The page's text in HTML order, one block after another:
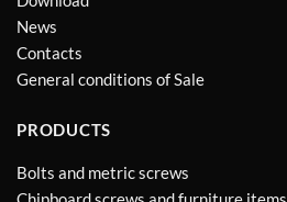
News
Contacts
General conditions of Sale
PRODUCTS
Bolts and metric screws